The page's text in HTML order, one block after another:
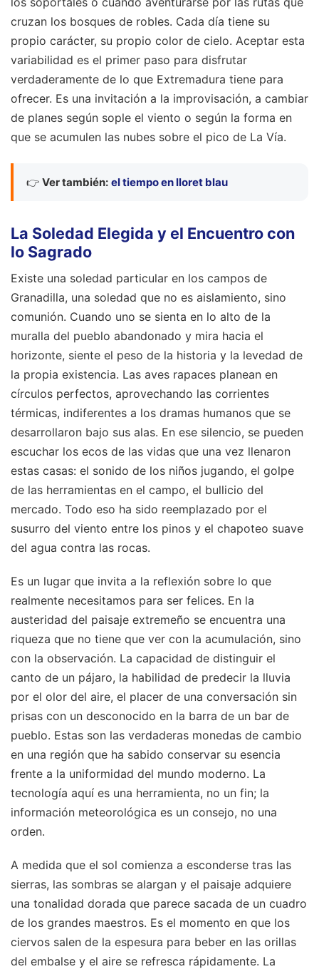
cruzan los bosques de robles. Cada día tiene su
propio carácter, su propio color de cielo. Aceptar esta
variabilidad es el primer paso para disfrutar
verdaderamente de lo que Extremadura tiene para
ofrecer. Es una invitación a la improvisación, a cambiar
de planes según sople el viento o según la forma en
que se acumulen las nubes sobre el pico de La Vía.
👉 Ver también: el tiempo en lloret blau
La Soledad Elegida y el Encuentro con
lo Sagrado
Existe una soledad particular en los campos de
Granadilla, una soledad que no es aislamiento, sino
comunión. Cuando uno se sienta en lo alto de la
muralla del pueblo abandonado y mira hacia el
horizonte, siente el peso de la historia y la levedad de
la propia existencia. Las aves rapaces planean en
círculos perfectos, aprovechando las corrientes
térmicas, indiferentes a los dramas humanos que se
desarrollaron bajo sus alas. En ese silencio, se pueden
escuchar los ecos de las vidas que una vez llenaron
estas casas: el sonido de los niños jugando, el golpe
de las herramientas en el campo, el bullicio del
mercado. Todo eso ha sido reemplazado por el
susurro del viento entre los pinos y el chapoteo suave
del agua contra las rocas.
Es un lugar que invita a la reflexión sobre lo que
realmente necesitamos para ser felices. En la
austeridad del paisaje extremeño se encuentra una
riqueza que no tiene que ver con la acumulación, sino
con la observación. La capacidad de distinguir el
canto de un pájaro, la habilidad de predecir la lluvia
por el olor del aire, el placer de una conversación sin
prisas con un desconocido en la barra de un bar de
pueblo. Estas son las verdaderas monedas de cambio
en una región que ha sabido conservar su esencia
frente a la uniformidad del mundo moderno. La
tecnología aquí es una herramienta, no un fin; la
información meteorológica es un consejo, no una
orden.
A medida que el sol comienza a esconderse tras las
sierras, las sombras se alargan y el paisaje adquiere
una tonalidad dorada que parece sacada de un cuadro
de los grandes maestros. Es el momento en que los
ciervos salen de la espesura para beber en las orillas
del embalse y el aire se refresca rápidamente. La